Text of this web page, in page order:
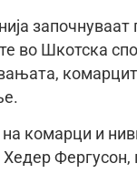
во Шкотска
комарци и
Фергусон,